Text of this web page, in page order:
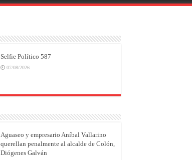
Selfie Político 587
07/08/2026
Aguaseo y empresario Aníbal Vallarino
querellan penalmente al alcalde de Colón,
Diógenes Galván